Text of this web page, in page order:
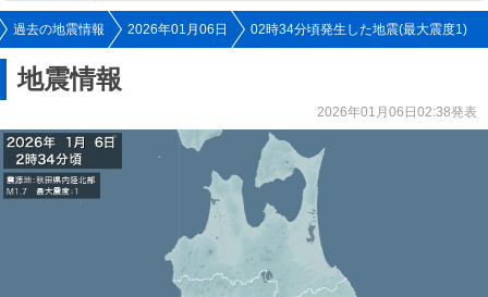
過去の地震情報 2026年01月06日 02時34分頃発生した地震(最大震度1)
地震情報
2026年01月06日02:38発表